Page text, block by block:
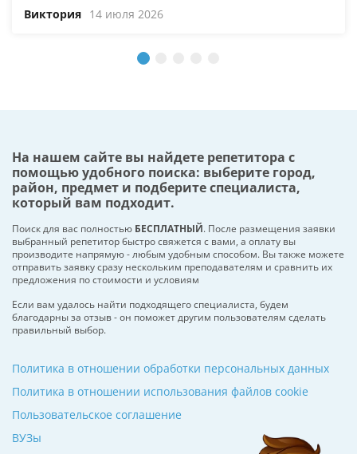
Виктория 14 июля 2026
На нашем сайте вы найдете репетитора с
помощью удобного поиска: выберите город,
район, предмет и подберите специалиста,
который вам подходит.
Поиск для вас полностью БЕСПЛАТНЫЙ. После размещения заявки
выбранный репетитор быстро свяжется с вами, а оплату вы
производите напрямую - любым удобным способом. Вы также можете
отправить заявку сразу нескольким преподавателям и сравнить их
предложения по стоимости и условиям
Если вам удалось найти подходящего специалиста, будем
благодарны за отзыв - он поможет другим пользователям сделать
правильный выбор.
ВУЗы
Политика в отношении обработки персональных данных
Политика в отношении использования файлов cookie
Пользовательское соглашение